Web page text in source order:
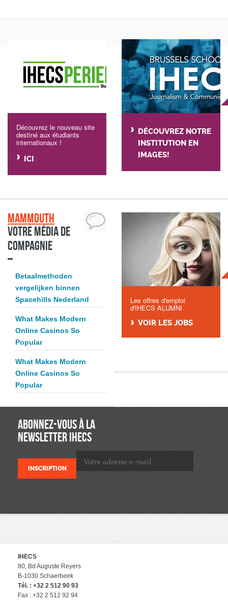
Découvrez le nouveau site
destiné aux étudiants
internationaux !
ICI
DÉCOUVREZ NOTRE
INSTITUTION EN
IMAGES!
Mammouth
Votre média de
compagnie
Betaalmethoden
vergelijken binnen
Spacehills Nederland
What Makes Modern
Online Casinos So
Popular
What Makes Modern
Online Casinos So
Popular
Les offres d'emploi
d'IHECS ALUMNI
VOIR LES JOBS
ABONNEZ-VOUS À LA
NEWSLETTER IHECS
IHECS
80, Bd Auguste Reyers
B-1030 Schaerbeek
Tél. : +32 2 512 90 93
Fax : +32 2 512 92 94